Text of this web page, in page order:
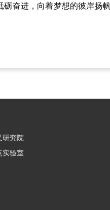
奋进，向着梦想的彼岸扬
研究院
实验室